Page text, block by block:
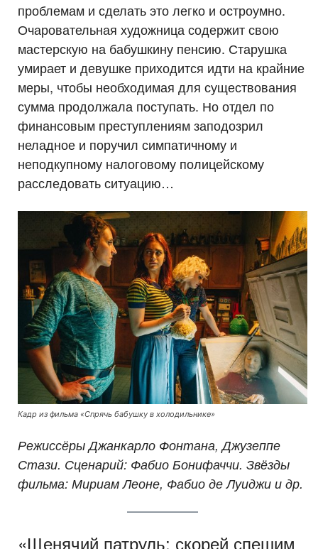
проблемам и сделать это легко и остроумно.
Очаровательная художница содержит свою
мастерскую на бабушкину пенсию. Старушка
умирает и девушке приходится идти на крайние
меры, чтобы необходимая для существования
сумма продолжала поступать. Но отдел по
финансовым преступлениям заподозрил
неладное и поручил симпатичному и
неподкупному налоговому полицейскому
расследовать ситуацию…
Кадр из фильма «Спрячь бабушку в холодильнике»
Режиссёры Джанкарло Фонтана, Джузеппе
Стази. Сценарий: Фабио Бонифаччи. Звёзды
фильма: Мириам Леоне, Фабио де Луиджи и др.
«Щенячий патруль: скорей спешим